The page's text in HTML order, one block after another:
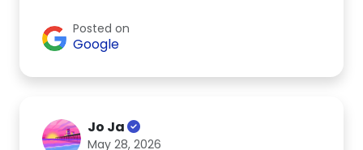
Posted on
Google
Jo Ja
May 28, 2026